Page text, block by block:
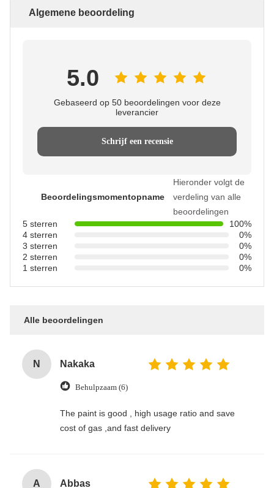
Algemene beoordeling
5.0
Gebaseerd op 50 beoordelingen voor deze
leverancier
Schrijf een recensie
Beoordelingsmomentopname
Hieronder volgt de
verdeling van alle
beoordelingen
5 sterren
100%
4 sterren
0%
3 sterren
0%
2 sterren
0%
1 sterren
0%
Alle beoordelingen
N Nakaka
Behulpzaam (6)
The paint is good , high usage ratio and save
cost of gas ,and fast delivery
A Abbas